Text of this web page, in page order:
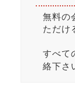
無料の
ただけ
すべて
絡下さ